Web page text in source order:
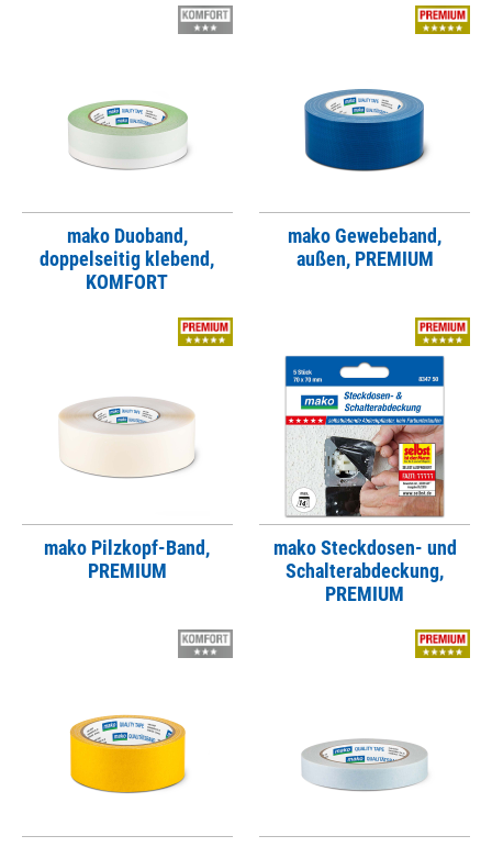
mako Duoband,
doppelseitig klebend,
KOMFORT
mako Gewebeband,
außen, PREMIUM
mako Pilzkopf-Band,
PREMIUM
mako Steckdosen- und
Schalterabdeckung,
PREMIUM